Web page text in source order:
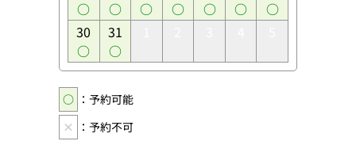
30 31
○ ：予約可能
×
：予約不可